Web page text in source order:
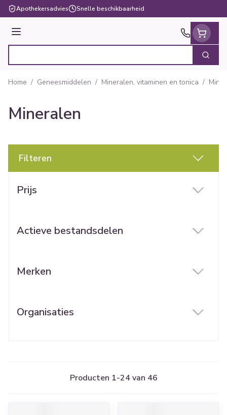
Ga naar de inhoud
Apothekersadvies Snelle beschikbaarheid
Menu
Zoek
Home / Geneesmiddelen / Mineralen, vitaminen en tonica /
Mineralen
Filteren
Prijs
Actieve bestandsdelen
Merken
Organisaties
Producten 1-24van 46